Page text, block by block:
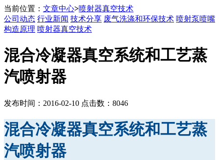
当前位置： 文章中心>喷射器真空技术
公司动态 行业新闻 技术分享 废气洗涤和环保技术 喷射泵喷嘴
构造原理 喷射器真空技术
混合冷凝器真空系统和工艺蒸
汽喷射器
发布时间：2016-02-10 点击数：8046
混合冷凝器真空系统和工艺蒸
汽喷射器